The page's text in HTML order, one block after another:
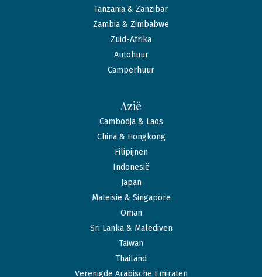
Tanzania & Zanzibar
Zambia & Zimbabwe
Zuid-Afrika
Autohuur
Camperhuur
Azië
Cambodja & Laos
China & Hongkong
Filipijnen
Indonesië
Japan
Maleisië & Singapore
Oman
Sri Lanka & Malediven
Taiwan
Thailand
Verenigde Arabische Emiraten